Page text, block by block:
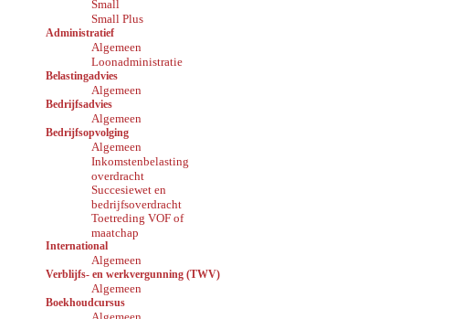
Small
Small Plus
Administratief
Algemeen
Loonadministratie
Belastingadvies
Algemeen
Bedrijfsadvies
Algemeen
Bedrijfsopvolging
Algemeen
Inkomstenbelasting
overdracht
Succesiewet en
bedrijfsoverdracht
Toetreding VOF of
maatchap
International
Algemeen
Verblijfs- en werkvergunning (TWV)
Algemeen
Boekhoudcursus